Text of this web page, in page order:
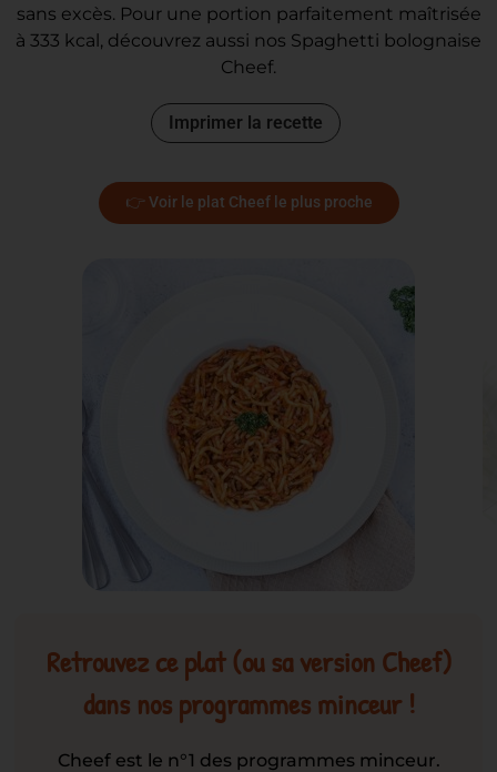
sans excès. Pour une portion parfaitement maîtrisée
à 333 kcal, découvrez aussi nos Spaghetti bolognaise
Cheef.
Imprimer la recette
👉 Voir le plat Cheef le plus proche
Retrouvez ce plat (ou sa version Cheef)
dans nos programmes minceur !
Cheef est le n°1 des programmes minceur.